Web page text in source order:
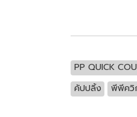
PP QUICK
คัปปลิ้ง
พีพีควิ